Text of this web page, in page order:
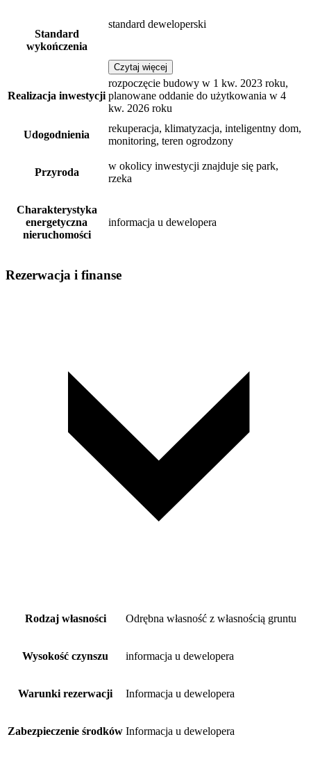
Standard
wykończenia
standard deweloperski
Czytaj więcej
Realizacja inwestycji
rozpoczęcie budowy w 1 kw. 2023 roku,
planowane oddanie do użytkowania w 4
kw. 2026 roku
Udogodnienia
rekuperacja, klimatyzacja, inteligentny dom,
monitoring, teren ogrodzony
Przyroda
w okolicy inwestycji znajduje się park,
rzeka
Charakterystyka
energetyczna
nieruchomości
informacja u dewelopera
Rezerwacja i finanse
Rodzaj własności Odrębna własność z własnością gruntu
Wysokość czynszu informacja u dewelopera
Warunki rezerwacji Informacja u dewelopera
Zabezpieczenie środków Informacja u dewelopera